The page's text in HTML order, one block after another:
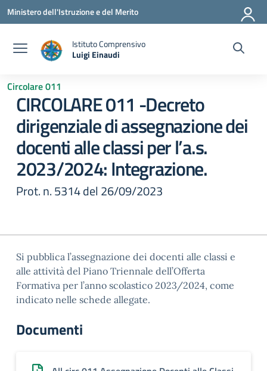
Vai ai contenuti
Vai al menu di navigazione
Vai al footer
Ministero dell'Istruzione e del Merito
Istituto Comprensivo
Luigi Einaudi
— Visita la pagina iniziale della scuola
Circolare 011
CIRCOLARE 011 -Decreto
dirigenziale di assegnazione dei
docenti alle classi per l’a.s.
2023/2024: Integrazione.
Prot. n. 5314 del 26/09/2023
Si pubblica l’assegnazione dei docenti alle classi e
alle attività del Piano Triennale dell’Offerta
Formativa per l’anno scolastico 2023/2024, come
indicato nelle schede allegate.
Documenti